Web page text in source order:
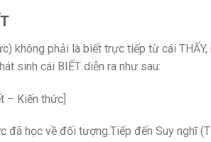
không phải là biết trực tiếp từ cái THẤY,
sinh cái BIẾT diễn ra như sau:
– Kiến thức]
đã học về đối tượng.Tiếp đến Suy nghĩ